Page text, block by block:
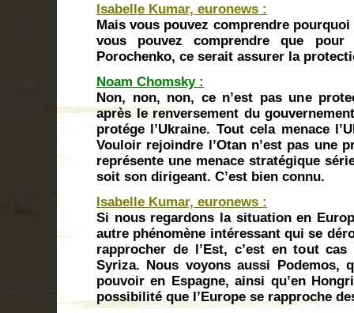
Isabelle Kumar, euronews :
Mais vous pouvez comprendre pourquoi
vous pouvez comprendre que
Porochenko, ce serait assurer la
Noam Chomsky :
Non, non, non, ce n’est pas une
après le renversement du
protége l’Ukraine. Tout cela menace
Vouloir rejoindre l’Otan n’est pas une
représente une menace stratégique
soit son dirigeant. C’est bien connu.
Isabelle Kumar, euronews :
Si nous regardons la situation en
autre phénomène intéressant qui se
rapprocher de l’Est, c’est en tout
Syriza. Nous voyons aussi Podemos,
pouvoir en Espagne, ainsi qu’en
possibilité que l’Europe se rapproche